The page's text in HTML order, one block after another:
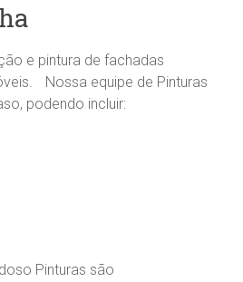
e pintura de fachadas
Nossa equipe de Pinturas
podendo incluir:
Pinturas são